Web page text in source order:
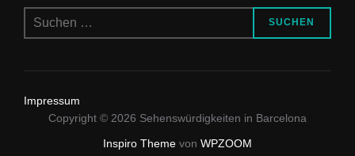
Suchen
SUCHEN
Impressum
Copyright © 2026 Sehenswürdigkeiten in Barcelona
Inspiro Theme von WPZOOM